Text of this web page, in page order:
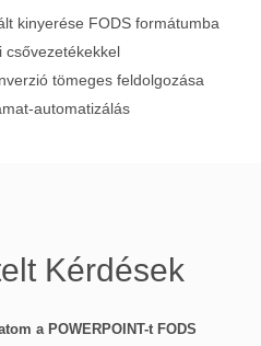
kinyerése FODS formátumba
csővezetékekkel
tömeges feldolgozása
automatizálás
Kérdések
a POWERPOINT-t FODS